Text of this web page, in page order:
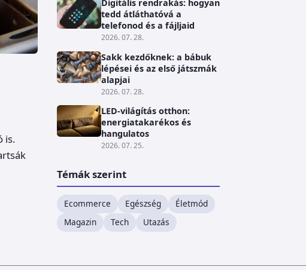
is.
Digitális rendrakás: hogyan
tedd átláthatóvá a
telefonod és a fájljaid
2026. 07. 28.
Sakk kezdőknek: a bábuk
lépései és az első játszmák
alapjai
2026. 07. 28.
LED-világítás otthon:
energiatakarékos és
hangulatos
2026. 07. 25.
Témák szerint
Ecommerce Egészség
Életmód
Magazin
Tech Utazás